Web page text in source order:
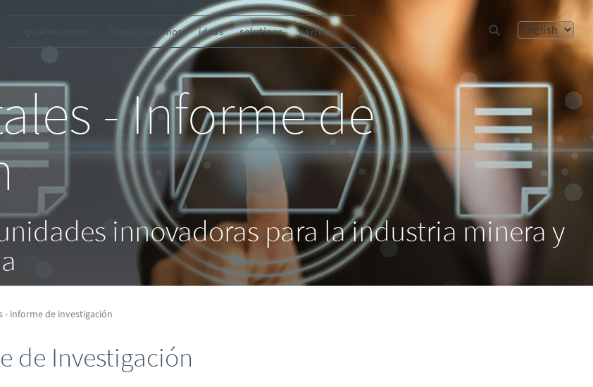
quiénes somos lo que hacemos ideas solutions carreras
- Informe de
innovadoras para la industria minera y
- informe de investigación
de Investigación